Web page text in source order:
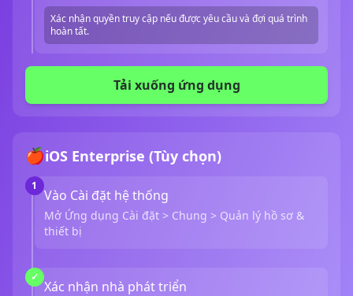
Xác nhận quyền truy cập nếu được yêu cầu và đợi quá trình
hoàn tất.
Tải xuống ứng dụng
🍎iOS Enterprise (Tùy chọn)
1
Vào Cài đặt hệ thống
Mở Ứng dụng Cài đặt > Chung > Quản lý hồ sơ &
thiết bị
✓
Xác nhận nhà phát triển